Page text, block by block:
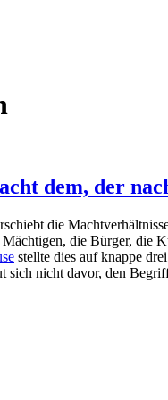
dem, der
die
die Bürger, die
stellte dies auf knappe
sich nicht davor, den